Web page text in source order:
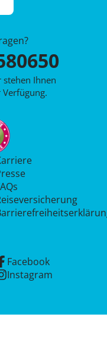
stehen Ihnen
Facebook
Instagram